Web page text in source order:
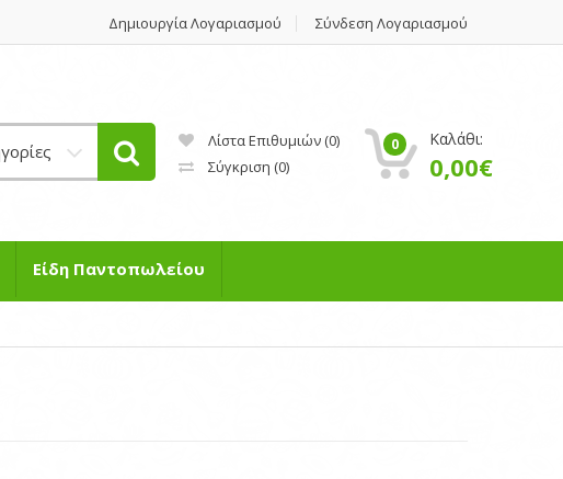
Δημιουργία Λογαριασμού Σύνδεση Λογαριασμού
Λίστα Επιθυμιών (0)
Σύγκριση (0)
0 Καλάθι:
0,00€
Είδη Παντοπωλείου